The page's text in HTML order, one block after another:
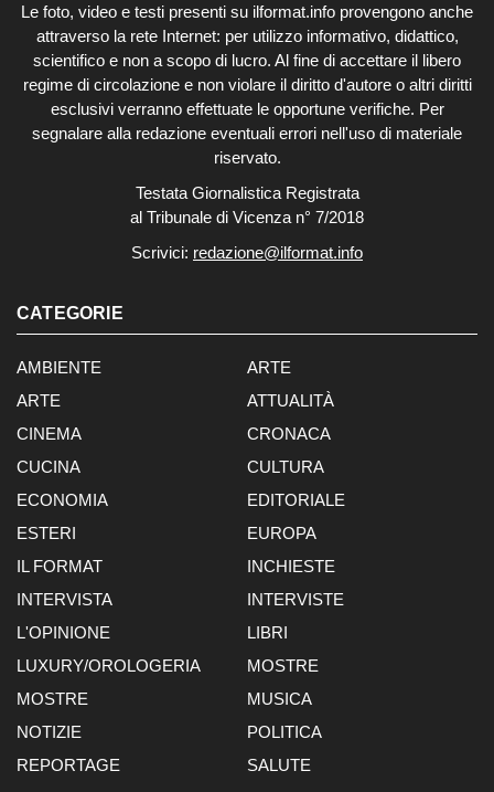
Le foto, video e testi presenti su ilformat.info provengono anche
attraverso la rete Internet: per utilizzo informativo, didattico,
scientifico e non a scopo di lucro. Al fine di accettare il libero
regime di circolazione e non violare il diritto d'autore o altri diritti
esclusivi verranno effettuate le opportune verifiche. Per
segnalare alla redazione eventuali errori nell'uso di materiale
riservato.
Testata Giornalistica Registrata
al Tribunale di Vicenza n° 7/2018
Scrivici: redazione@ilformat.info
CATEGORIE
AMBIENTE
ARTE
ARTE
ATTUALITÀ
CINEMA
CRONACA
CUCINA
CULTURA
ECONOMIA
EDITORIALE
ESTERI
EUROPA
IL FORMAT
INCHIESTE
INTERVISTA
INTERVISTE
L'OPINIONE
LIBRI
LUXURY/OROLOGERIA
MOSTRE
MOSTRE
MUSICA
NOTIZIE
POLITICA
REPORTAGE
SALUTE